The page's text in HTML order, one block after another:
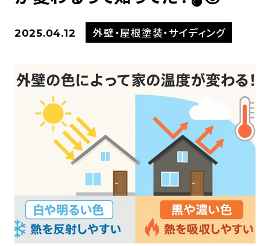
2025.04.12 外壁・屋根塗装・サイディング